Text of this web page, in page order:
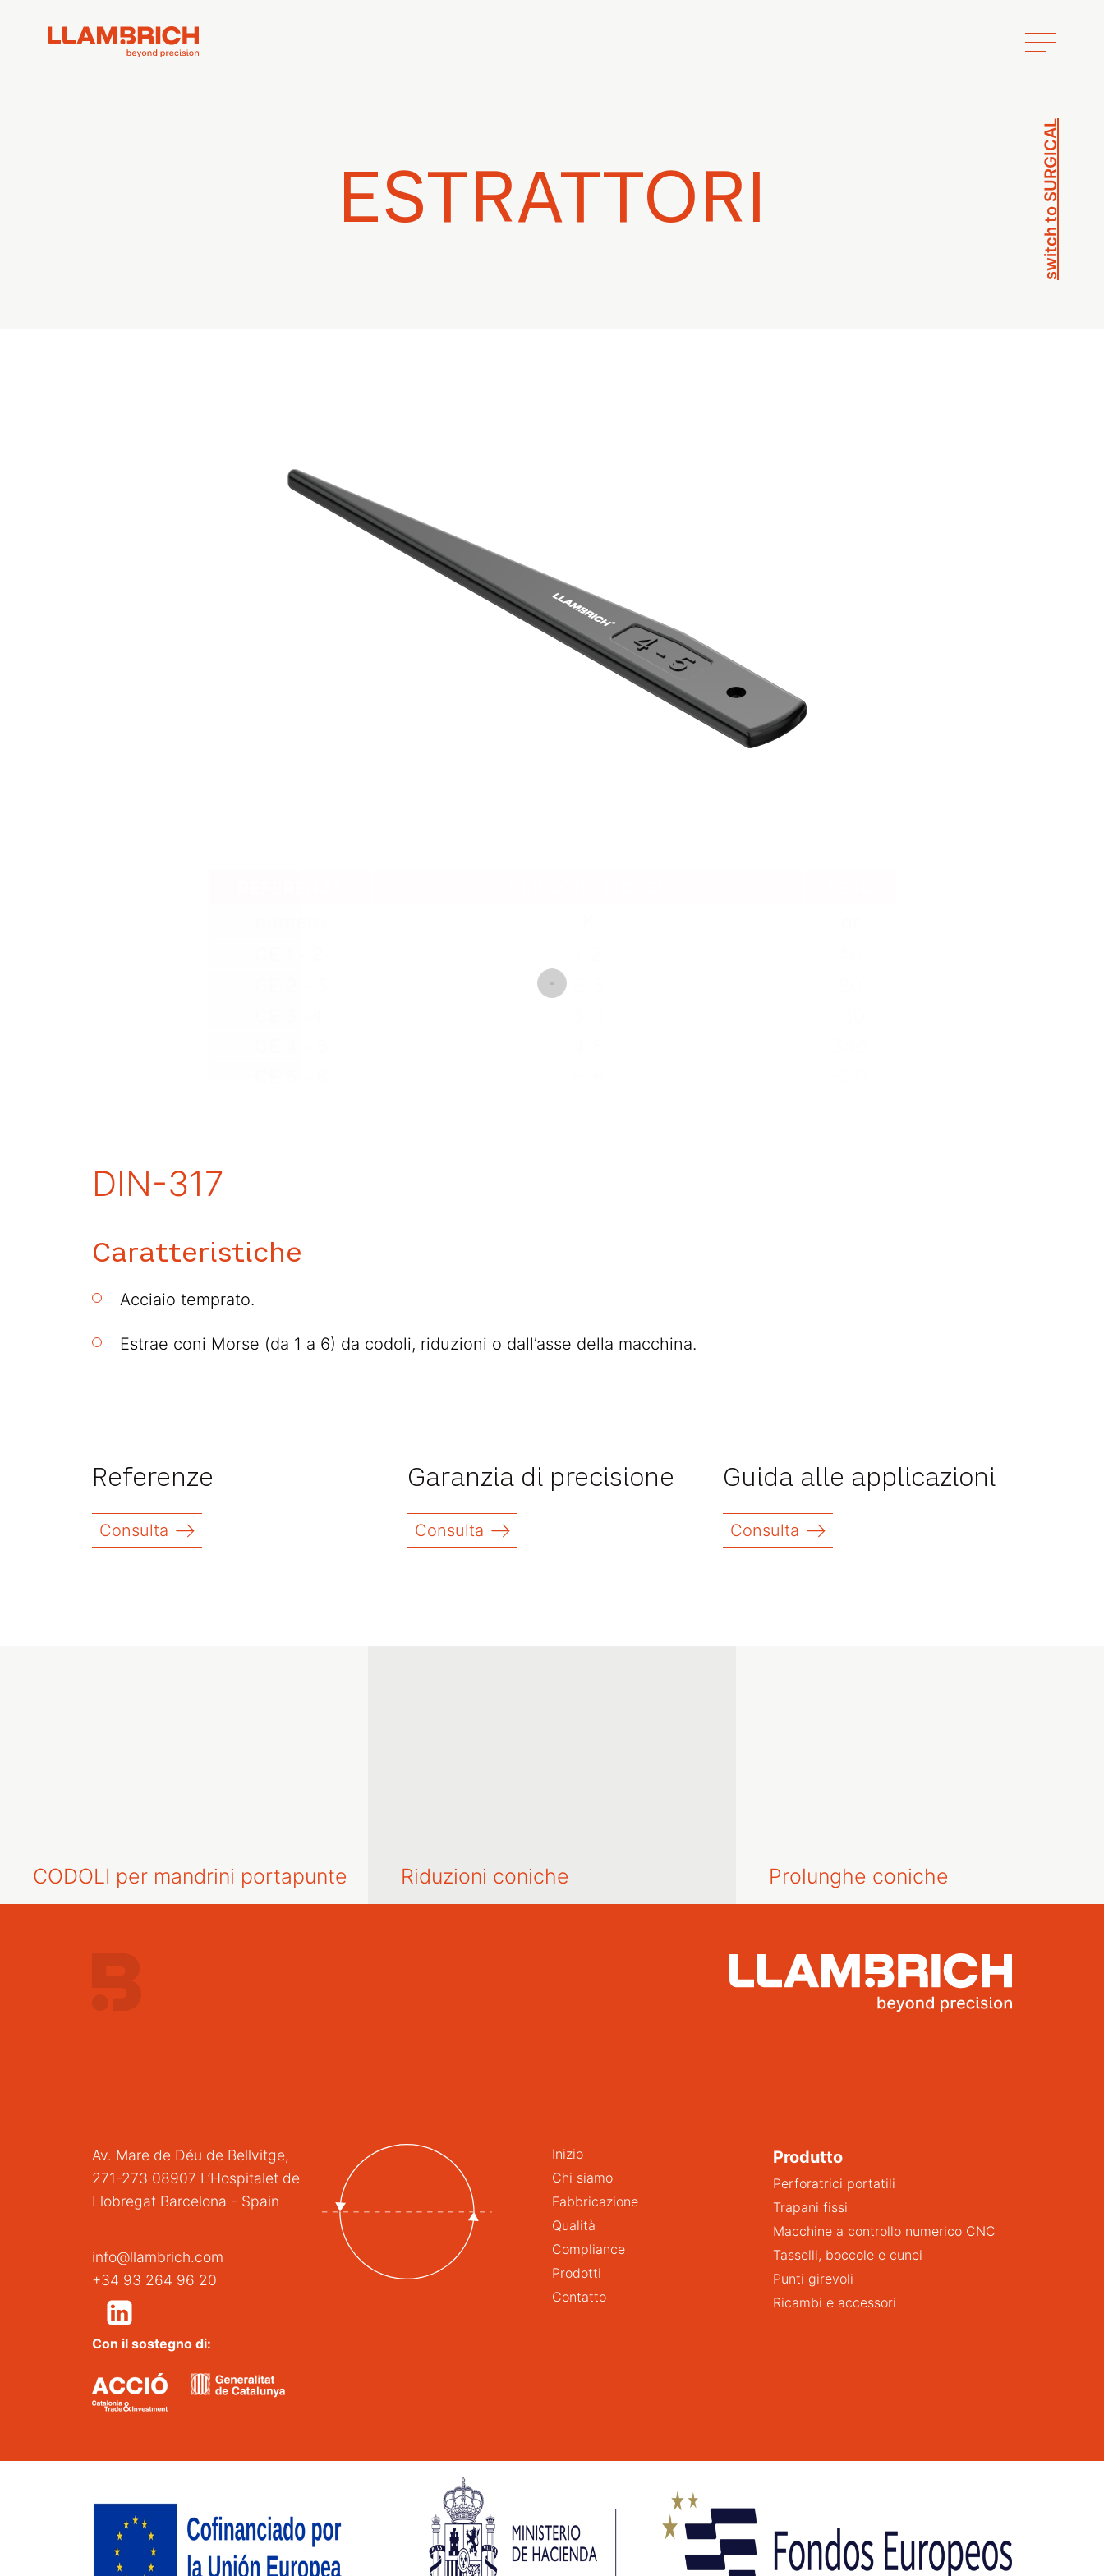
switch to SURGICAL
ESTRATTORI
DIN-317
Caratteristiche
Acciaio temprato.
Estrae coni Morse (da 1 a 6) da codoli, riduzioni o dall’asse della macchina.
Referenze
Consulta
Garanzia di precisione
Consulta
Guida alle applicazioni
Consulta
CODOLI per mandrini portapunte Riduzioni coniche Prolunghe coniche
Av. Mare de Déu de Bellvitge,
271-273 08907 L’Hospitalet de
Llobregat Barcelona - Spain
info@llambrich.com
+34 93 264 96 20
Inizio
Chi siamo
Fabbricazione
Qualità
Compliance
Prodotti
Contatto
Produtto
Perforatrici portatili
Trapani fissi
Macchine a controllo numerico CNC
Tasselli, boccole e cunei
Punti girevoli
Ricambi e accessori
Con il sostegno di: